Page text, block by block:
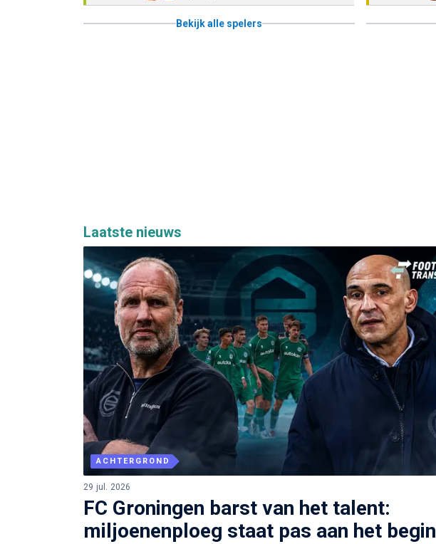
Bekijk alle spelers
Laatste nieuws
ACHTERGROND
29 jul. 2026
FC Groningen barst van het talent:
miljoenenploeg staat pas aan het begin